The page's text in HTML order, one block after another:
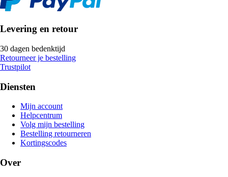
Levering en retour
30 dagen bedenktijd
Retourneer je bestelling
Trustpilot
Diensten
Mijn account
Helpcentrum
Volg mijn bestelling
Bestelling retourneren
Kortingscodes
Over